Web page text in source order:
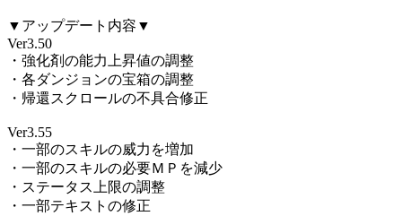
▼アップデート内容▼
Ver3.50
・強化剤の能力上昇値の調整
・各ダンジョンの宝箱の調整
・帰還スクロールの不具合修正
Ver3.55
・一部のスキルの威力を増加
・一部のスキルの必要ＭＰを減少
・ステータス上限の調整
・一部テキストの修正